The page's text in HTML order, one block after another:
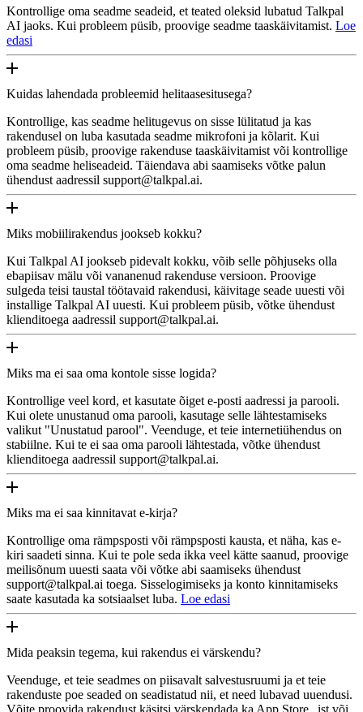
Kontrollige oma seadme seadeid, et teated oleksid lubatud Talkpal
AI jaoks. Kui probleem püsib, proovige seadme taaskäivitamist. Loe
edasi
Kuidas lahendada probleemid helitaasesitusega?
Kontrollige, kas seadme helitugevus on sisse lülitatud ja kas
rakendusel on luba kasutada seadme mikrofoni ja kõlarit. Kui
probleem püsib, proovige rakenduse taaskäivitamist või kontrollige
oma seadme heliseadeid. Täiendava abi saamiseks võtke palun
ühendust aadressil support@talkpal.ai.
Miks mobiilirakendus jookseb kokku?
Kui Talkpal AI jookseb pidevalt kokku, võib selle põhjuseks olla
ebapiisav mälu või vananenud rakenduse versioon. Proovige
sulgeda teisi taustal töötavaid rakendusi, käivitage seade uuesti või
installige Talkpal AI uuesti. Kui probleem püsib, võtke ühendust
klienditoega aadressil support@talkpal.ai.
Miks ma ei saa oma kontole sisse logida?
Kontrollige veel kord, et kasutate õiget e-posti aadressi ja parooli.
Kui olete unustanud oma parooli, kasutage selle lähtestamiseks
valikut "Unustatud parool". Veenduge, et teie internetiühendus on
stabiilne. Kui te ei saa oma parooli lähtestada, võtke ühendust
klienditoega aadressil support@talkpal.ai.
Miks ma ei saa kinnitavat e-kirja?
Kontrollige oma rämpsposti või rämpsposti kausta, et näha, kas e-
kiri saadeti sinna. Kui te pole seda ikka veel kätte saanud, proovige
meilisõnum uuesti saata või võtke abi saamiseks ühendust
support@talkpal.ai toega. Sisselogimiseks ja konto kinnitamiseks
saate kasutada ka sotsiaalset luba. Loe edasi
Mida peaksin tegema, kui rakendus ei värskendu?
Veenduge, et teie seadmes on piisavalt salvestusruumi ja et teie
rakenduste poe seaded on seadistatud nii, et need lubavad uuendusi.